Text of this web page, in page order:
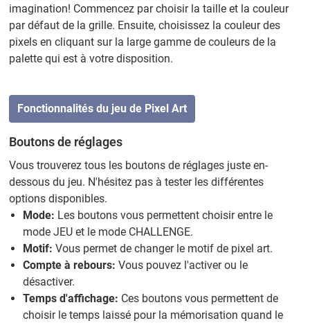
imagination! Commencez par choisir la taille et la couleur
par défaut de la grille. Ensuite, choisissez la couleur des
pixels en cliquant sur la large gamme de couleurs de la
palette qui est à votre disposition.
Fonctionnalités du jeu de Pixel Art
Boutons de réglages
Vous trouverez tous les boutons de réglages juste en-
dessous du jeu. N'hésitez pas à tester les différentes
options disponibles.
Mode: Les boutons vous permettent choisir entre le
mode JEU et le mode CHALLENGE.
Motif: Vous permet de changer le motif de pixel art.
Compte à rebours: Vous pouvez l'activer ou le
désactiver.
Temps d'affichage: Ces boutons vous permettent de
choisir le temps laissé pour la mémorisation quand le